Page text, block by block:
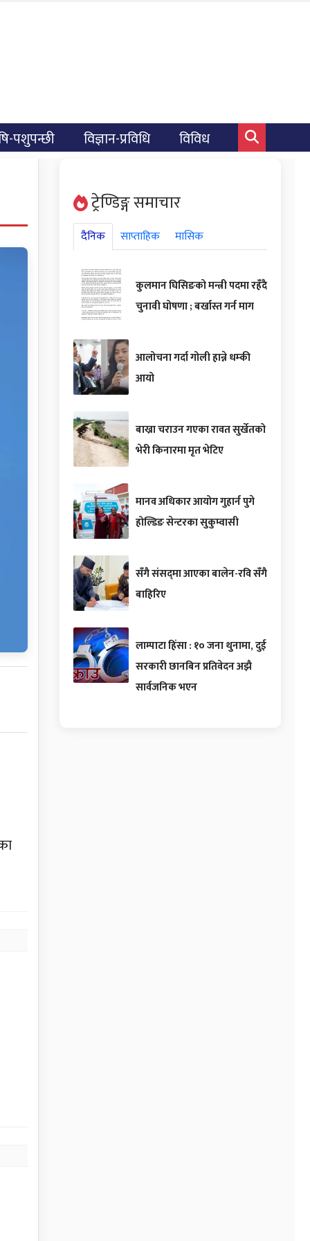
पशुपन्छी विज्ञान-प्रविधि विविध
ट्रेण्डिङ्ग समाचार
दैनिक साप्ताहिक मासिक
कुलमान घिसिङको मन्त्री पदमा रहँदै
चुनावी घोषणा ; बर्खास्त गर्न माग
आलोचना गर्दा गोली हान्ने धम्की
आयो
बाख्रा चराउन गएका रावत सुर्खेतको
भेरी किनारमा मृत भेटिए
मानव अधिकार आयोग गुहार्न पुगे
होल्डिङ सेन्टरका सुकुम्वासी
सँगै संसद्‌मा आएका बालेन-रवि सँगै
बाहिरिए
लाम्पाटा हिंसा : १० जना थुनामा, दुई
सरकारी छानबिन प्रतिवेदन अझै
सार्वजनिक भएन